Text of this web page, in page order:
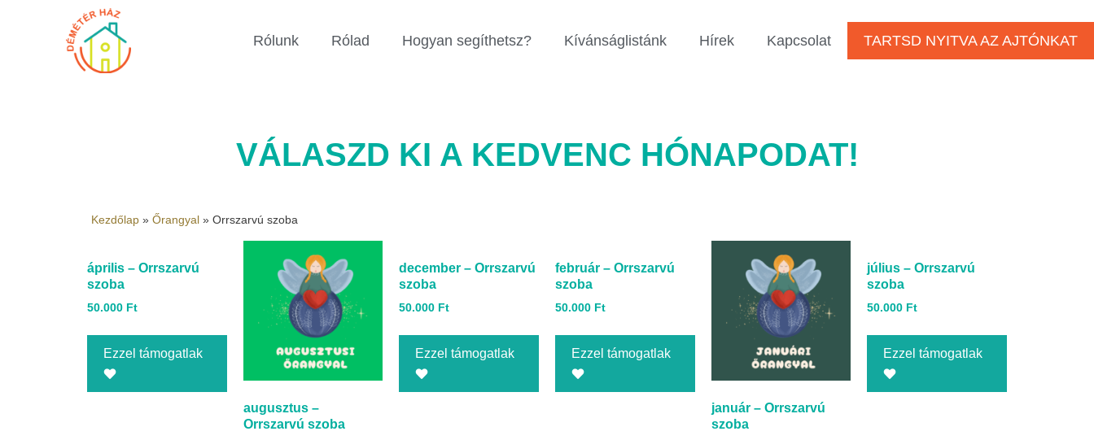
Rólunk Rólad Hogyan segíthetsz? Kívánságlistánk Hírek Kapcsolat TARTSD NYITVA AZ AJTÓNKAT
VÁLASZD KI A KEDVENC HÓNAPODAT!
Kezdőlap » Őrangyal » Orrszarvú szoba
április – Orrszarvú
szoba
50.000 Ft
Ezzel támogatlak
augusztus –
Orrszarvú szoba
december – Orrszarvú
szoba
50.000 Ft
Ezzel támogatlak
február – Orrszarvú
szoba
50.000 Ft
Ezzel támogatlak
január – Orrszarvú
szoba
július – Orrszarvú
szoba
50.000 Ft
Ezzel támogatlak